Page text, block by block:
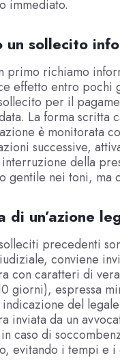
immediato.
un sollecito
primo richiamo
effetto entro pochi
per il
La forma
è monitorata
successive,
della
gentile nei toni, ma
di un’azione
precedenti
conviene
con caratteri di
giorni), espressa
del
inviata da un
caso di
evitando i tempi e i